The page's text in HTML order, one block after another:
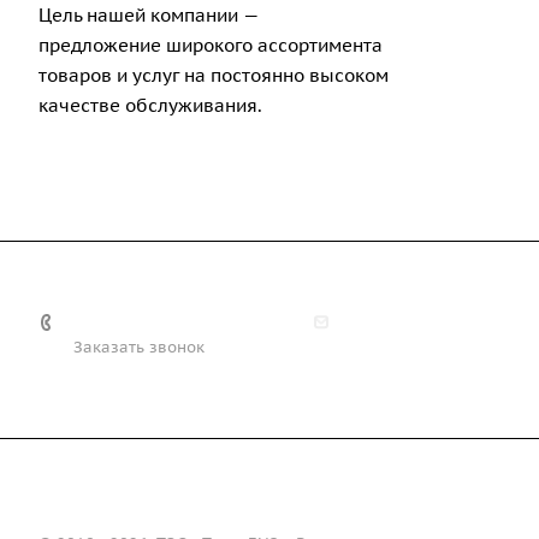
Цель нашей компании —
предложение широкого ассортимента
товаров и услуг на постоянно высоком
качестве обслуживания.
Заказать звонок